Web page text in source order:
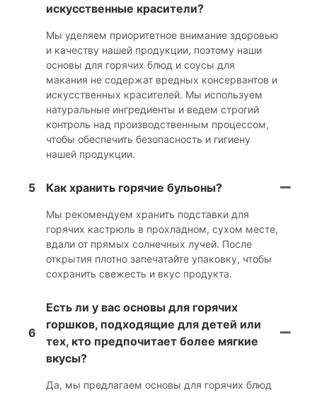
искусственные красители?
Мы уделяем приоритетное внимание здоровью
и качеству нашей продукции, поэтому наши
основы для горячих блюд и соусы для
макания не содержат вредных консервантов и
искусственных красителей. Мы используем
натуральные ингредиенты и ведем строгий
контроль над производственным процессом,
чтобы обеспечить безопасность и гигиену
нашей продукции.
5 Как хранить горячие бульоны?
Мы рекомендуем хранить подставки для
горячих кастрюль в прохладном, сухом месте,
вдали от прямых солнечных лучей. После
открытия плотно запечатайте упаковку, чтобы
сохранить свежесть и вкус продукта.
6
Есть ли у вас основы для горячих
горшков, подходящие для детей или
тех, кто предпочитает более мягкие
вкусы?
Да, мы предлагаем основы для горячих блюд